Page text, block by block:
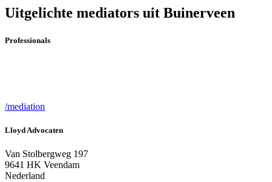
Uitgelichte mediators uit Buinerveen
Professionals
/mediation
Lloyd Advocaten
Van Stolbergweg 197
9641 HK Veendam
Nederland